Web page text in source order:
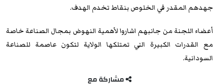
جهدهم المقدر في الخلوص بنقاط تخدم الهدف.
أعضاء اللجنة من جانبهم اشاروا لأهمية النهوض بمجال الصناعة خاصة
مع القدرات الكبيرة التي تمتلكها الولاية لتكون عاصمة للصناعة
السودانية.
مشاركة مع